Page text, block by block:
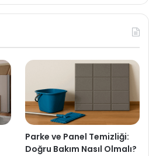
Parke ve Panel Temizliği:
Doğru Bakım Nasıl Olmalı?